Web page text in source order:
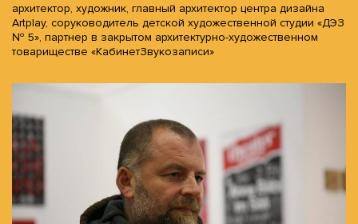
архитектор, художник, главный архитектор центра дизайна
Artplay, соруководитель детской художественной студии «ДЭЗ
№ 5», партнер в закрытом архитектурно-художественном
товариществе «КабинетЗвукозаписи»